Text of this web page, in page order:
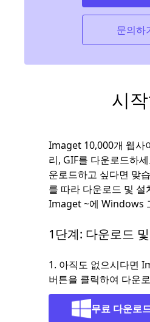
문의하
시
Imaget 10,000개 웹사
리, GIF를 다운로드하
운로드하고 싶다면 맞
를 따라 다운로드 및
Imaget ~에 Windows
1단계: 다운로드
1. 아직도 없으시다면
버튼을 클릭하여 다운
무료 다운로